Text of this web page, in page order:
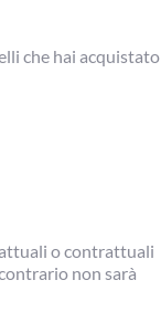
che hai acquistato
o contrattuali
non sarà